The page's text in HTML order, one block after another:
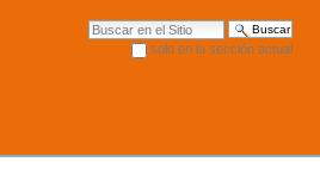
Buscar
solo en la sección actual